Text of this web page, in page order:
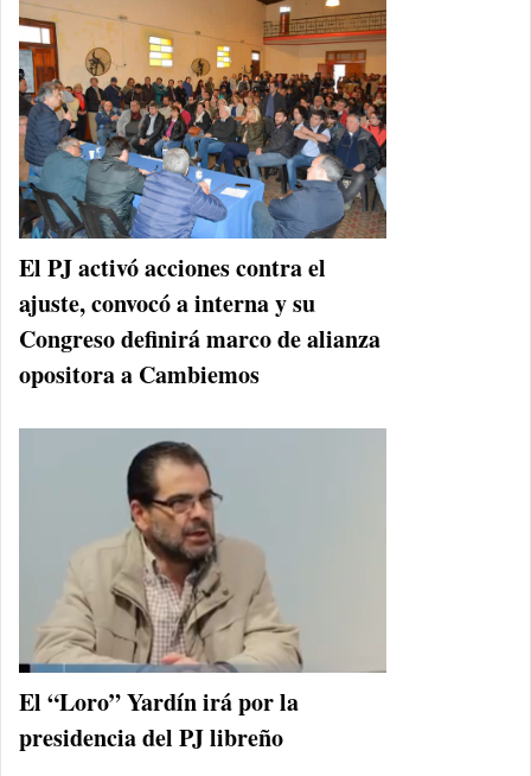
El PJ activó acciones contra el
ajuste, convocó a interna y su
Congreso definirá marco de alianza
opositora a Cambiemos
El “Loro” Yardín irá por la
presidencia del PJ libreño